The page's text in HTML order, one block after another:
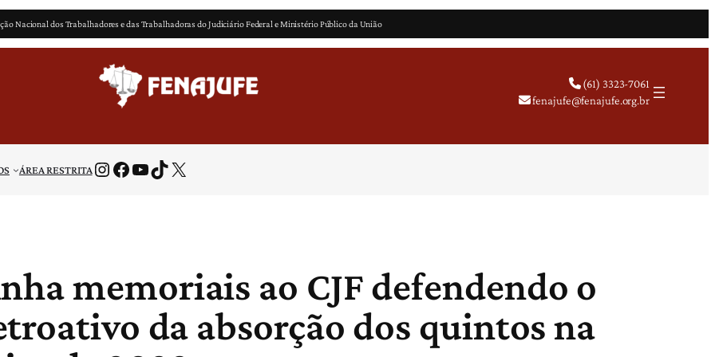
Nacional dos Trabalhadores e das Trabalhadoras do Judiciário Federal e Ministério Público da União
(61) 3323-7061
fenajufe@fenajufe.org.br
ÁREA RESTRITAInstagram Facebook Youtube TikTok X
memoriais ao CJF defendendo o
da absorção dos quintos na